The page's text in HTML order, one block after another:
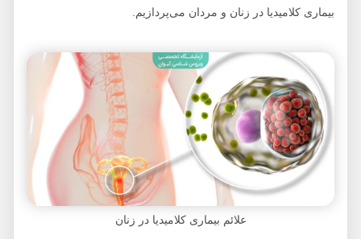
بیماری کلامیدیا در زنان و مردان می‌پردازیم.
علائم بیماری کلامیدیا در زنان